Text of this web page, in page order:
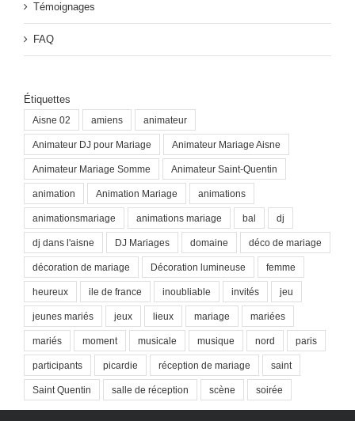
Témoignages
FAQ
Étiquettes
Aisne 02 amiens animateur
Animateur DJ pour Mariage Animateur Mariage Aisne
Animateur Mariage Somme Animateur Saint-Quentin
animation Animation Mariage animations
animationsmariage animations mariage bal dj
dj dans l'aisne DJ Mariages domaine déco de mariage
décoration de mariage Décoration lumineuse femme
heureux ile de france inoubliable invités jeu
jeunes mariés jeux lieux mariage mariées
mariés moment musicale musique nord paris
participants picardie réception de mariage saint
Saint Quentin salle de réception scène soirée